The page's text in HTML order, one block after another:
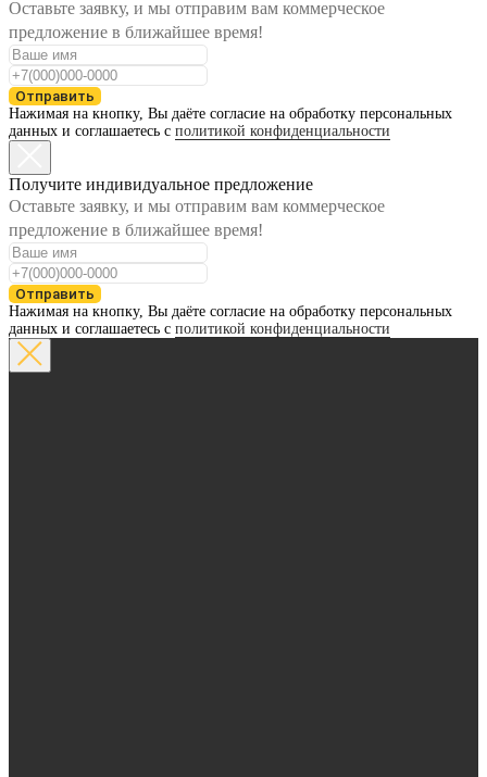
Оставьте заявку, и мы отправим вам коммерческое
предложение в ближайшее время!
Отправить
Нажимая на кнопку, Вы даёте согласие на обработку персональных
данных и соглашаетесь с политикой конфиденциальности
Получите индивидуальное предложение
Оставьте заявку, и мы отправим вам коммерческое
предложение в ближайшее время!
Отправить
Нажимая на кнопку, Вы даёте согласие на обработку персональных
данных и соглашаетесь с политикой конфиденциальности